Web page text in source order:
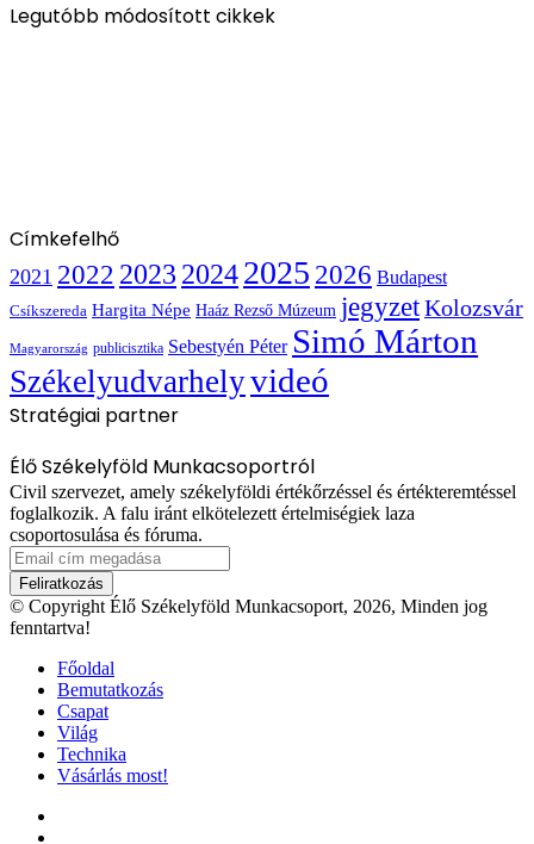
Legutóbb módosított cikkek
Címkefelhő
2021 2022 2023 20242025 2026 Budapest
Csíkszereda Hargita Népe Haáz Rezső Múzeum jegyzetKolozsvár
Magyarország publicisztika Sebestyén Péter Simó Márton
Székelyudvarhelyvideó
Stratégiai partner
Élő Székelyföld Munkacsoportról
Civil szervezet, amely székelyföldi értékőrzéssel és értékteremtéssel
foglalkozik. A falu iránt elkötelezett értelmiségiek laza
csoportosulása és fóruma.
Email
cím
megadása
© Copyright Élő Székelyföld Munkacsoport, 2026, Minden jog
fenntartva!
Főoldal
Bemutatkozás
Csapat
Világ
Technika
Vásárlás most!